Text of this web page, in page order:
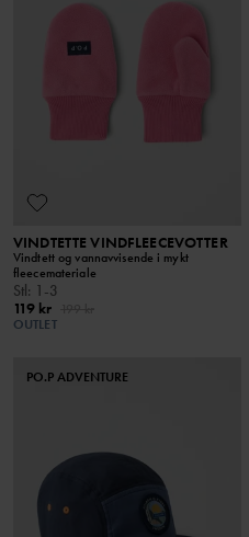
VINDTETTE VINDFLEECEVOTTER
Vindtett og vannavvisende i mykt
fleecemateriale
Stl : 1-3
119 kr
OUTLET
PO.P ADVENTURE